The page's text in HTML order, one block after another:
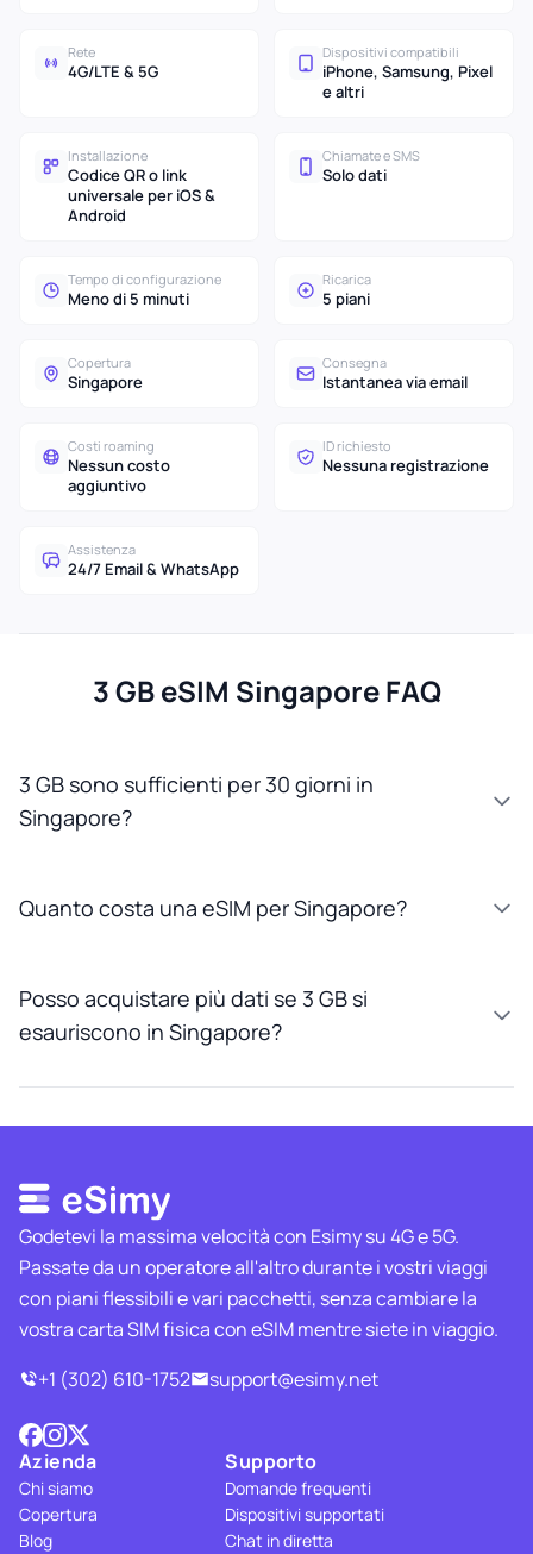
Rete
4G/LTE & 5G
Dispositivi compatibili
iPhone, Samsung, Pixel
e altri
Installazione
Codice QR o link
universale per iOS &
Android
Chiamate e SMS
Solo dati
Tempo di configurazione
Meno di 5 minuti
Ricarica
5 piani
Copertura
Singapore
Consegna
Istantanea via email
Costi roaming
Nessun costo
aggiuntivo
ID richiesto
Nessuna registrazione
Assistenza
24/7 Email & WhatsApp
3 GB eSIM Singapore FAQ
3 GB sono sufficienti per 30 giorni in
Singapore?
Quanto costa una eSIM per Singapore?
Posso acquistare più dati se 3 GB si
esauriscono in Singapore?
Godetevi la massima velocità con Esimy su 4G e 5G.
Passate da un operatore all'altro durante i vostri viaggi
con piani flessibili e vari pacchetti, senza cambiare la
vostra carta SIM fisica con eSIM mentre siete in viaggio.
+1 (302) 610-1752
support@esimy.net
Azienda
Chi siamo
Copertura
Blog
Supporto
Domande frequenti
Dispositivi supportati
Chat in diretta